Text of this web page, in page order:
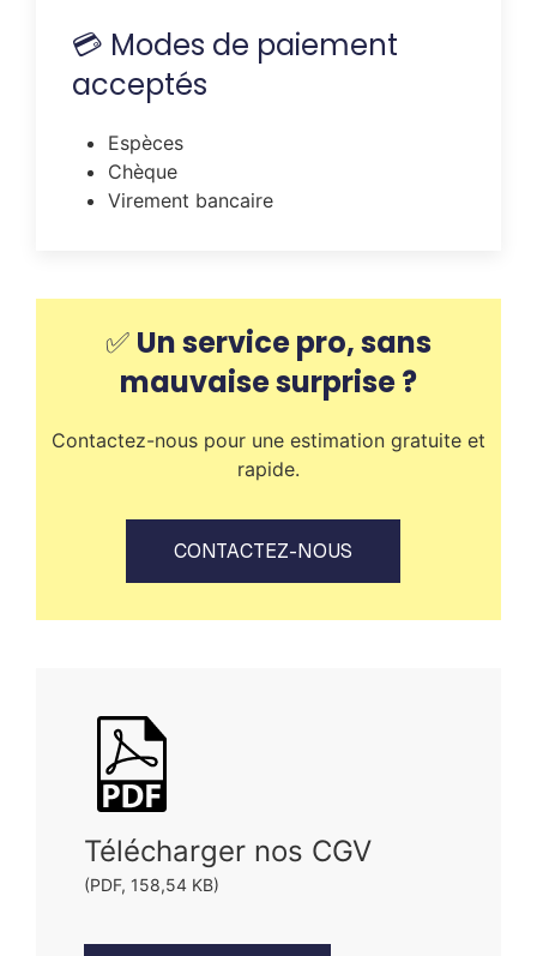
💳 Modes de paiement
acceptés
Espèces
Chèque
Virement bancaire
✅ Un service pro, sans
mauvaise surprise ?
Contactez-nous pour une estimation gratuite et
rapide.
CONTACTEZ-NOUS
Télécharger nos CGV
(PDF, 158,54 KB)